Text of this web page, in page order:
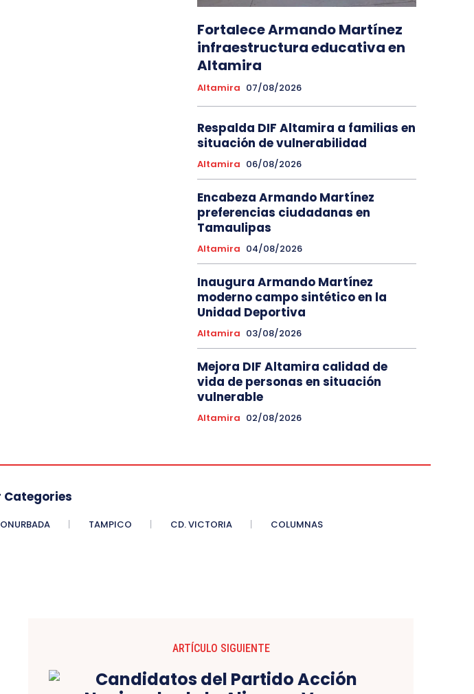
Fortalece Armando Martínez
infraestructura educativa en
Altamira
Altamira 07/08/2026
Respalda DIF Altamira a familias en
situación de vulnerabilidad
Altamira 06/08/2026
Encabeza Armando Martínez
preferencias ciudadanas en
Tamaulipas
Altamira 04/08/2026
Inaugura Armando Martínez
moderno campo sintético en la
Unidad Deportiva
Altamira 03/08/2026
Mejora DIF Altamira calidad de
vida de personas en situación
vulnerable
Altamira 02/08/2026
Categories
TAMPICO CD. VICTORIA COLUMNAS
ARTÍCULO SIGUIENTE